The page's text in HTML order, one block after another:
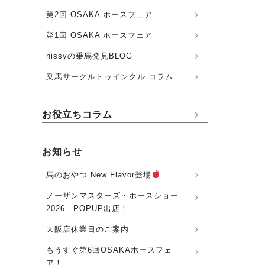
第2回 OSAKA ホースフェア
第1回 OSAKA ホースフェア
nissyの乗馬発見BLOG
乗馬サークルトゥインクル コラム
お役立ちコラム
お知らせ
馬のおやつ New Flavor登場
ノーザンマスターズ・ホースショー
2026 POPUP出店！
大阪店休業日のご案内
もうすぐ第6回OSAKAホースフェ
ア！